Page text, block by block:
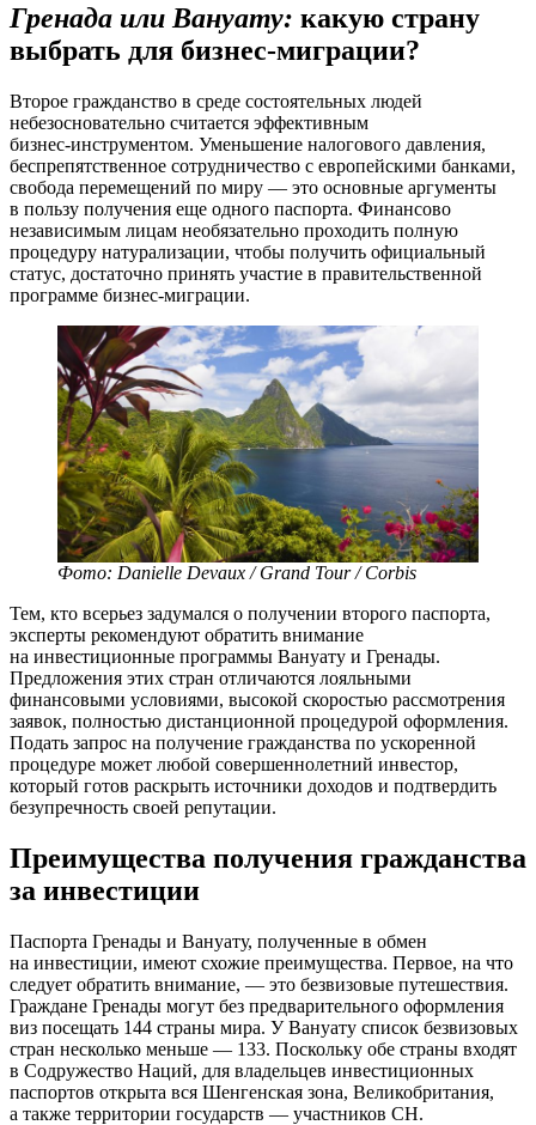
Гренада или Вануату: какую страну
выбрать для бизнес-миграции?
Второе гражданство в среде состоятельных людей
небезосновательно считается эффективным
бизнес-инструментом. Уменьшение налогового давления,
беспрепятственное сотрудничество с европейскими банками,
свобода перемещений по миру — это основные аргументы
в пользу получения еще одного паспорта. Финансово
независимым лицам необязательно проходить полную
процедуру натурализации, чтобы получить официальный
статус, достаточно принять участие в правительственной
программе бизнес-миграции.
Фото: Danielle Devaux / Grand Tour / Corbis
Тем, кто всерьез задумался о получении второго паспорта,
эксперты рекомендуют обратить внимание
на инвестиционные программы Вануату и Гренады.
Предложения этих стран отличаются лояльными
финансовыми условиями, высокой скоростью рассмотрения
заявок, полностью дистанционной процедурой оформления.
Подать запрос на получение гражданства по ускоренной
процедуре может любой совершеннолетний инвестор,
который готов раскрыть источники доходов и подтвердить
безупречность своей репутации.
Преимущества получения гражданства
за инвестиции
Паспорта Гренады и Вануату, полученные в обмен
на инвестиции, имеют схожие преимущества. Первое, на что
следует обратить внимание, — это безвизовые путешествия.
Граждане Гренады могут без предварительного оформления
виз посещать 144 страны мира. У Вануату список безвизовых
стран несколько меньше — 133. Поскольку обе страны входят
в Содружество Наций, для владельцев инвестиционных
паспортов открыта вся Шенгенская зона, Великобритания,
а также территории государств — участников СН.